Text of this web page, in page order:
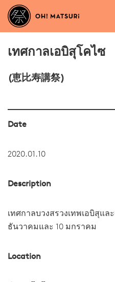
เทศกาลเอบิสุโคไซ
(恵比寿講祭)
Date
2020.01.10
Description
เทศกาลบวงสรวงเทพเอบิสุแ
ธันวาคมและ 10 มกราคม
Location